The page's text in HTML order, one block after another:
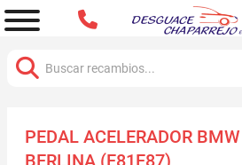
PEDAL ACELERADOR BMW
BERLINA (E81E87)